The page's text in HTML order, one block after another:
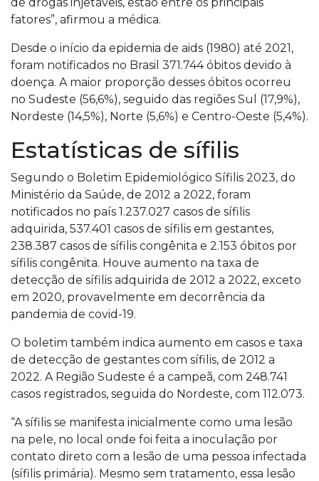
fatores”, afirmou a médica.
Desde o início da epidemia de aids (1980) até 2021,
foram notificados no Brasil 371.744 óbitos devido à
doença. A maior proporção desses óbitos ocorreu
no Sudeste (56,6%), seguido das regiões Sul (17,9%),
Nordeste (14,5%), Norte (5,6%) e Centro-Oeste (5,4%).
Estatísticas de sífilis
Segundo o Boletim Epidemiológico Sífilis 2023, do
Ministério da Saúde, de 2012 a 2022, foram
notificados no país 1.237.027 casos de sífilis
adquirida, 537.401 casos de sífilis em gestantes,
238.387 casos de sífilis congênita e 2.153 óbitos por
sífilis congênita. Houve aumento na taxa de
detecção de sífilis adquirida de 2012 a 2022, exceto
em 2020, provavelmente em decorrência da
pandemia de covid-19.
O boletim também indica aumento em casos e taxa
de detecção de gestantes com sífilis, de 2012 a
2022. A Região Sudeste é a campeã, com 248.741
casos registrados, seguida do Nordeste, com 112.073.
“A sífilis se manifesta inicialmente como uma lesão
na pele, no local onde foi feita a inoculação por
contato direto com a lesão de uma pessoa infectada
(sífilis primária). Mesmo sem tratamento, essa lesão